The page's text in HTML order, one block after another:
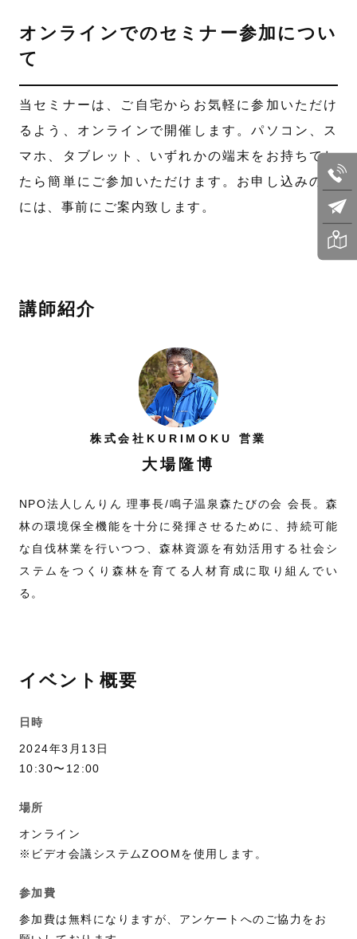
オンラインでのセミナー参加につい
て
当セミナーは、ご自宅からお気軽に参加いただけ
るよう、オンラインで開催します。パソコン、ス
マホ、タブレット、いずれかの端末をお持ちでし
たら簡単にご参加いただけます。お申し込みの方
には、事前にご案内致します。
講師紹介
株式会社KURIMOKU 営業
大場隆博
NPO法人しんりん 理事長/鳴子温泉森たびの会 会長。森
林の環境保全機能を十分に発揮させるために、持続可能
な自伐林業を行いつつ、森林資源を有効活用する社会シ
ステムをつくり森林を育てる人材育成に取り組んでい
る。
イベント概要
日時
2024年3月13日
10:30〜12:00
場所
オンライン
※ビデオ会議システムZOOMを使用します。
参加費
参加費は無料になりますが、アンケートへのご協力をお